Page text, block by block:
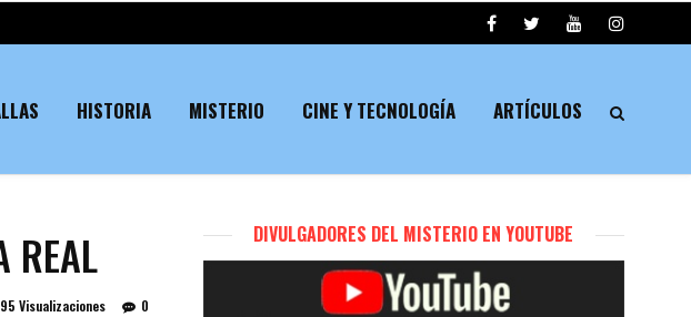
HISTORIA MISTERIO CINE Y TECNOLOGÍA ARTÍCULOS
REAL
0
Visualizaciones
DIVULGADORES DEL MISTERIO EN YOUTUBE